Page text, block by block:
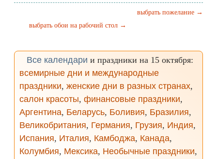
выбрать пожелание →
выбрать обои на рабочий стол →
Все календари и праздники на 15 октября:
всемирные дни и международные
праздники, женские дни в разных странах,
салон красоты, финансовые праздники,
Аргентина, Беларусь, Боливия, Бразилия,
Великобритания, Германия, Грузия, Индия,
Испания, Италия, Камбоджа, Канада,
Колумбия, Мексика, Необычные праздники,